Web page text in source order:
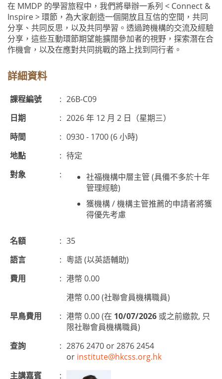
在 MMDP 的學習旅程中，我們將舉辦一系列 < Connect &
Inspire > 環節，為大家創造一個開放且互信的空間，共同
分享、共同反思，以及共同學習。透過跨機構的交流及經驗
分享，這些互動環節期望能擴闊參加者的視野，探索潛在合
作機會，以及在應對共同挑戰的路上找到同行者。
詳細資料
課程編號 : 26B-C09
日期
: 2026 年 12 月 2 日（星期三）
時間
: 0930 - 1700 (6 小時)
地點
: 待定
對象
:
社福機構中層主管 (具備不多於十年
管理經驗)
獲機構 / 機構主管推薦的申請者將獲
得優先考慮
名額 : 35
語言
: 粵語 (以英語輔助)
費用
: 港幣 0.00
港幣 0.00 (社聯會員機構職員)
早鳥費用
: 港幣 0.00 (在 10/07/2026 或之前繳款, 只
限社聯會員機構職員)
查詢
: 2876 2470 or 2876 2454
or institute@hkcss.org.hk
主講嘉賓
: